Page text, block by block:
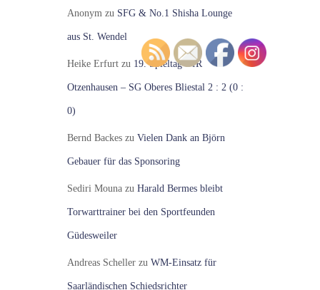
Anonymzu SFG & No.1 Shisha Lounge
aus St. Wendel
Heike Erfurtzu 19. Spieltag VfR
Otzenhausen – SG Oberes Bliestal 2 : 2 (0 :
0)
Bernd Backeszu Vielen Dank an Björn
Gebauer für das Sponsoring
Sediri Mounazu Harald Bermes bleibt
Torwarttrainer bei den Sportfeunden
Güdesweiler
Andreas Schellerzu WM-Einsatz für
Saarländischen Schiedsrichter